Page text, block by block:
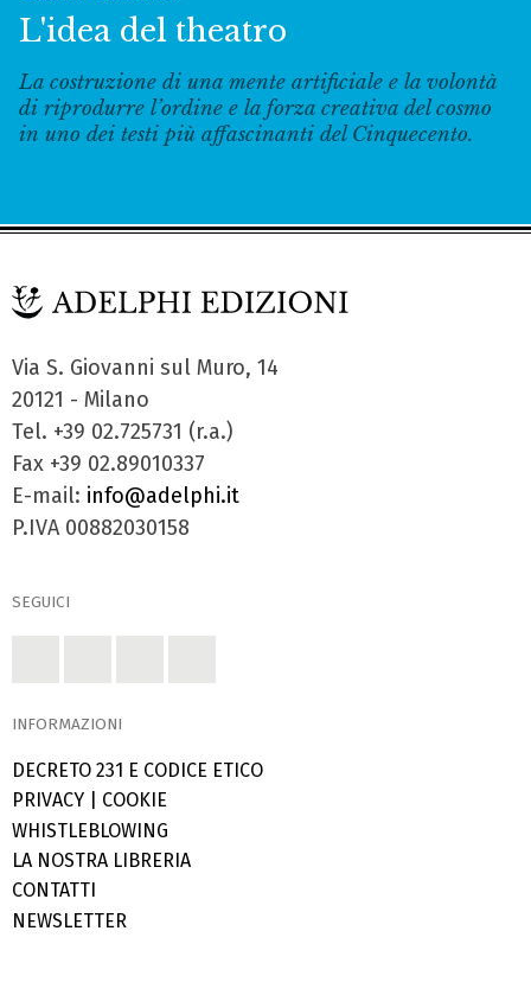
L'idea del theatro
La costruzione di una mente artificiale e la volontà
di riprodurre l’ordine e la forza creativa del cosmo
in uno dei testi più affascinanti del Cinquecento.
Via S. Giovanni sul Muro, 14
20121 - Milano
Tel. +39 02.725731 (r.a.)
Fax +39 02.89010337
E-mail: info@adelphi.it
P.IVA 00882030158
SEGUICI
INFORMAZIONI
DECRETO 231 E CODICE ETICO
PRIVACY
COOKIE
WHISTLEBLOWING
LA NOSTRA LIBRERIA
CONTATTI
NEWSLETTER